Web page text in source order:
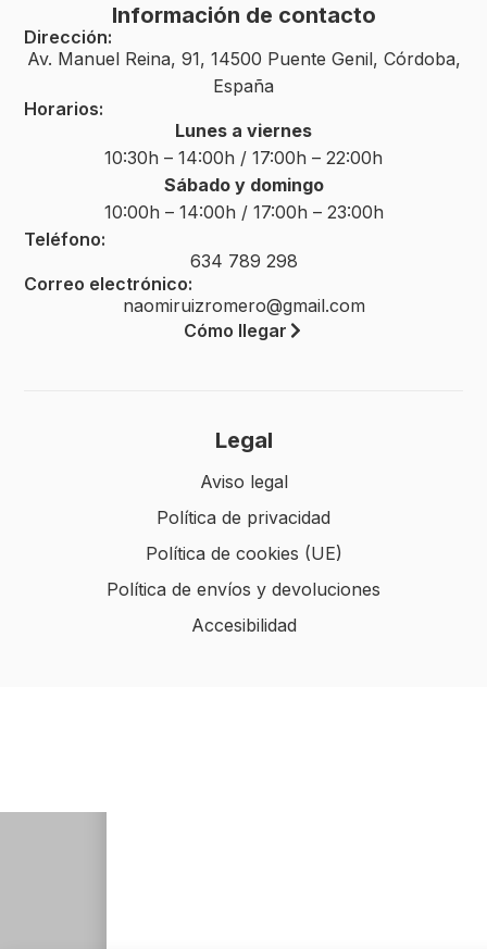
Información de contacto
Dirección:
Av. Manuel Reina, 91, 14500 Puente Genil, Córdoba,
España
Horarios:
Lunes a viernes
10:30h – 14:00h / 17:00h – 22:00h
Sábado y domingo
10:00h – 14:00h / 17:00h – 23:00h
Teléfono:
634 789 298
Correo electrónico:
naomiruizromero@gmail.com
Cómo llegar
Legal
Aviso legal
Política de privacidad
Política de cookies (UE)
Política de envíos y devoluciones
Accesibilidad